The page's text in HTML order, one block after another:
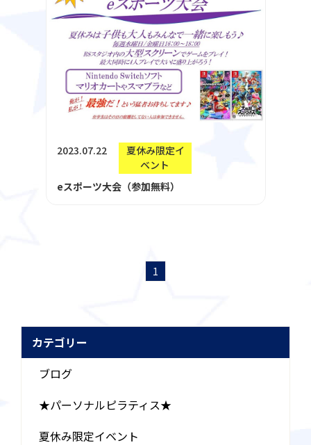
カテゴリー
ブログ
★パーソナルピラティス★
夏休み限定イベント
2023.07.22 夏休み限定イ
ベント
eスポーツ大会（参加無料）
1